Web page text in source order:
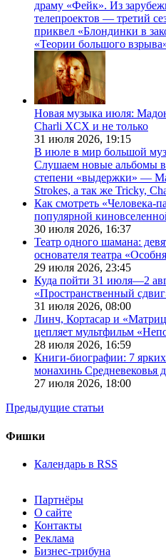
драму «Фейк». Из
телепроектов — третий
приквел «Блондинки в
«Теории большого
Новая музыка июля:
Charli XCX и не только
31 июля 2026, 19:15
В июле в мир большой
Слушаем новые альбомы
степени «выдержки» —
Strokes, а так же Tricky,
Как смотреть «Человека-
популярной
30 июля 2026, 16:37
Театр одного шамана:
основателя театра
29 июля 2026, 23:45
Куда пойти 31 июля—2
«Пространственный
31 июля 2026, 08:00
Линч, Кортасар и
цепляет мультфильм
28 июля 2026, 16:59
Книги-биографии: 7
монахинь Средневековья
27 июля 2026, 18:00
Предыдущие статьи
Фишки
Календарь в RSS
Партнёры
О сайте
Контакты
Реклама
Бизнес-трибуна